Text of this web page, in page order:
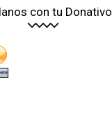
con tu Donativo